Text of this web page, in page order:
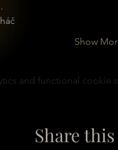
Show
and functional cookie
Share